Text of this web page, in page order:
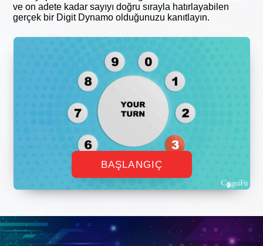
ve on adete kadar sayıyı doğru sırayla hatırlayabilen
gerçek bir Digit Dynamo olduğunuzu kanıtlayın.
BAŞLANGIÇ